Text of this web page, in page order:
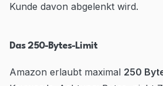
Kunde davon abgelenkt wird.
Das 250-Bytes-Limit
Amazon erlaubt maximal 250